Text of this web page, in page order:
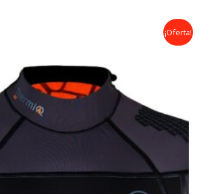
¡Oferta!
325,00€
hasta
415,00€